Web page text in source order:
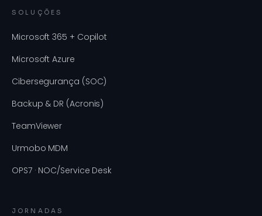
SOLUÇÕES
Microsoft 365 + Copilot
Microsoft Azure
Cibersegurança (SOC)
Backup & DR (Acronis)
TeamViewer
Urmobo MDM
OPS7 · NOC/Service Desk
JORNADAS